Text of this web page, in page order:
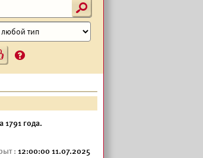
s
?
года.
12:00:00 11.07.2025